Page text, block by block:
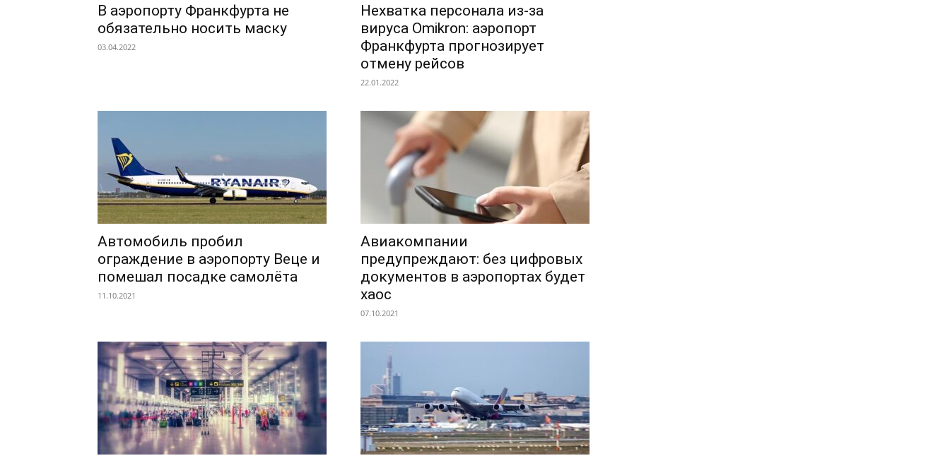
В аэропорту Франкфурта не
обязательно носить маску
03.04.2022
Нехватка персонала из-за
вируса Omikron: аэропорт
Франкфурта прогнозирует
отмену рейсов
22.01.2022
Автомобиль пробил
ограждение в аэропорту Веце и
помешал посадке самолёта
11.10.2021
Авиакомпании
предупреждают: без цифровых
документов в аэропортах будет
хаос
07.10.2021